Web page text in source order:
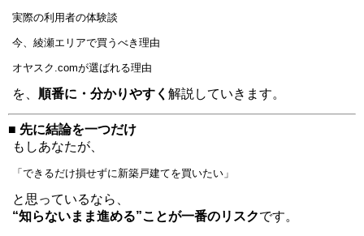
実際の利用者の体験談
今、綾瀬エリアで買うべき理由
オヤスク.comが選ばれる理由
を、 順番に・分かりやすく 解説していきます。
■ 先に結論を一つだけ
もしあなたが、
「できるだけ損せずに新築戸建てを買いたい」
と思っているなら、
“知らないまま進める”ことが一番のリスクです。